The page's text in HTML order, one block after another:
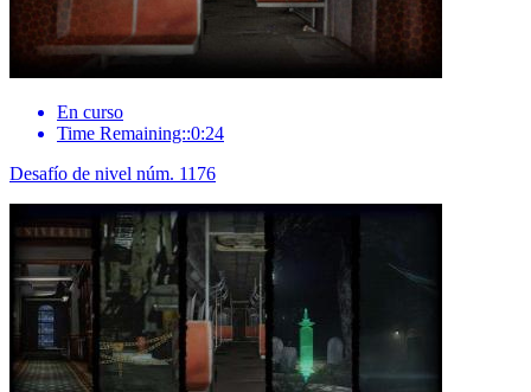
En curso
Time Remaining::0:24
Desafío de nivel núm. 1176